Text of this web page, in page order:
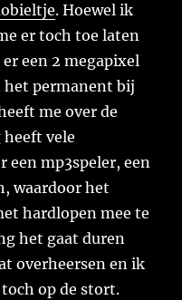
. Hoewel ik
er toch toe laten
een 2 megapixel
het permanent bij
me over de
vele
een mp3speler, een
waardoor het
hardlopen mee te
het gaat duren
overheersen en ik
op de stort.